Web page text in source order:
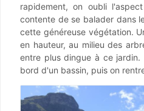
rapidement, on oubli
contente de se balader dans
cette généreuse végétation.
en hauteur, au milieu des
entre plus dingue à ce
bord d'un bassin, puis on